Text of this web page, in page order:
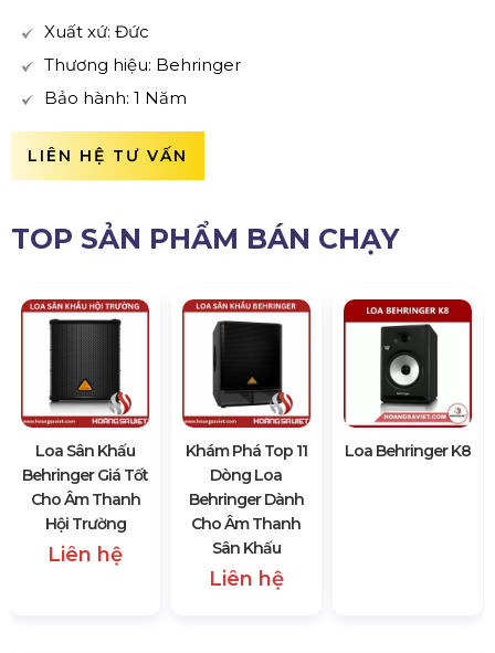
Xuất xứ: Đức
Thương hiệu: Behringer
Bảo hành: 1 Năm
LIÊN HỆ TƯ VẤN
TOP SẢN PHẨM BÁN CHẠY
Loa Sân Khấu
Behringer Giá Tốt
Cho Âm Thanh
Hội Trường
Liên hệ
Khám Phá Top 11
Dòng Loa
Behringer Dành
Cho Âm Thanh
Sân Khấu
Liên hệ
Loa Behringer K8